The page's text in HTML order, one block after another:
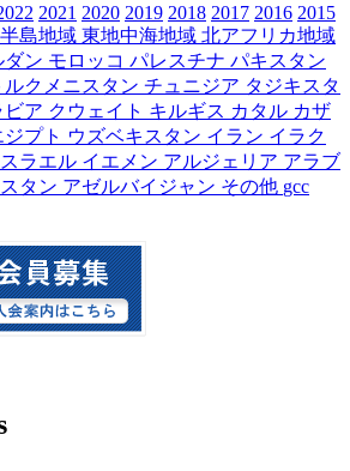
2021 2020 2019 2018 2017 2016 2015
島地域 東地中海地域 北アフリカ地域
ダン モロッコ パレスチナ パキスタン
ルクメニスタン チュニジア タジキスタ
ビア クウェイト キルギス カタル カザ
ジプト ウズベキスタン イラン イラク
ラエル イエメン アルジェリア アラブ
タン アゼルバイジャン その他 gcc